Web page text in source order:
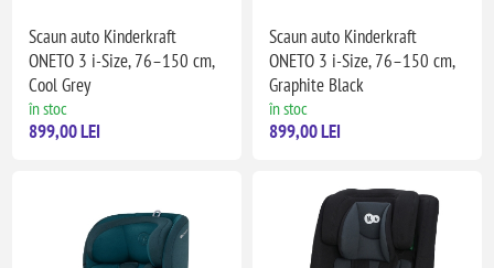
Scaun auto Kinderkraft
ONETO 3 i-Size, 76–150 cm,
Cool Grey
în stoc
899,00 LEI
Scaun auto Kinderkraft
ONETO 3 i-Size, 76–150 cm,
Graphite Black
în stoc
899,00 LEI